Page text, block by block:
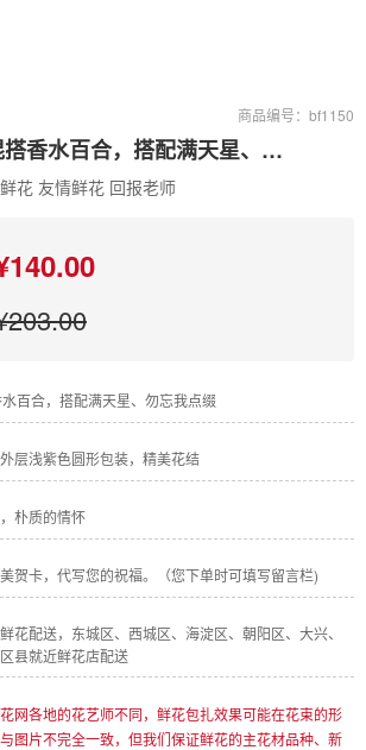
商品编号：bf1150
与你同行-11枝混搭香水百合，搭配满天星、勿忘我点缀
花 友情鲜花 回报老师
百合，搭配满天星、勿忘我点缀
层浅紫色圆形包装，精美花结
朴质的情怀
贺卡，代写您的祝福。（您下单时可填写留言栏)
花配送，东城区、西城区、海淀区、朝阳区、大兴、
县就近鲜花店配送
网各地的花艺师不同，鲜花包扎效果可能在花束的形
图片不完全一致，但我们保证鲜花的主花材品种、新